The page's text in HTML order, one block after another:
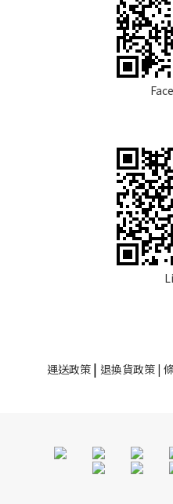
運送政策 | 退換貨政策 |